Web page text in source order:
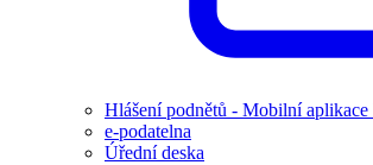
Hlášení podnětů - Mobilní
e-podatelna
Úřední deska